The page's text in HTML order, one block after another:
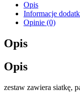
Opis
Informacje
Opinie (0)
Opis
Opis
zestaw zawiera siatkę,